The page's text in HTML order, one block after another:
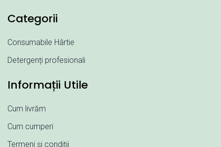
Categorii
Consumabile Hârtie
Detergenți profesionali
Informații Utile
Cum livrăm
Cum cumperi
Termeni și condiții